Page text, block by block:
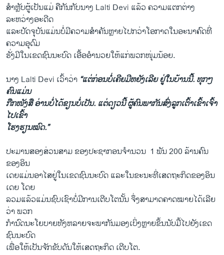
ສຳ​ຫຼັບຜູ້​ເປັນແມ່ ຄື​ກັນ​ກັບ​ນາງ Lalti Devi ​ແລ້ວ ຄວາມ​ແຕກ​ຕ່າງ​
ລະຫວ່າງອະດີດ
​ແລະ​ປັດຈຸບັນ​ແມ່ນ​ບໍ່​ມີ​ຄວາມ​ສຳຄັນ​ຫຼາຍ​ໄປ​ກວ່າ​ໂອກາດ​ໃນ​ອະນາຄົດທີ່​
ຄວາມ​ອຸດົມ​
ຮັ່ງມີ​ໃນ​ເຂດ​ຊົນນະບົດ ​ເອື້ອອຳນວຍ​ໃຫ້​ແກ່​ພວກໜຸ່ມ​ນ້ອຍ.
ນາງ Lalti Devi ​ເວົ້າວ່າ “​ແຕ່​ກ່ອນ​ບໍ່​ເຄີຍ​ມີ​ຫຍັງ​ເລີຍ ​ຢູ່ໃນ​ບ້ານນີ້. ທຸກໆ​
ຄົນແມ່ນ
​ກືກ​ໜັງສື ອ່ານ​ບໍ່​ໄດ້ຂຽນ​ບໍ່​ເປັນ. ​ແຕ່​ດຽວ​ນີ້ ຜູ້​ຄົນ​ພາກັນ​ສົ່ງ​ລູກ​ເຕົ້າ​ເຂົ້າເຈົ້າ​
ໄ​ປ​ເຂົ້າ​
ໂຮງຮຽນໝົດ.”
ປະມານ​ສອງ​ສ່ວນ​ສາມ​ ຂອງ​ປະຊາກອນຈໍານວນ ​ 1 ພັນ 200 ລ້ານ​ຄົນ
ຂອງອິນ​
ເດຍ​ແມ່ນ​ອາ​ໄສຢູ່​ໃນ​ເຂດ​ຊົນນະບົດ ​ແລະໃນ​ຂະນະ​ທີ່​ເສດຖະກິດ​ຂອງ​ອິນ​
ເດຍ​ ໂດຍ
​ລວມແລ້ວແມ່ນຊົບ​ເຊົາ​ບໍ່​ມີ​ການ​ເຕີບ​ໂຕນັ້ນ ຈຶ່ງສາມາດ​ຄາດໝາຍ​ໄດ້​ເລີຍ​
ວ່າ ​ພວກ​
ກຳນົດ​ນະ​ໂຍບາຍທັງຫລາຍ​ຈະພາກັນ​ມອງເບິ່ງຫຼາຍຂຶ້ນ​ນັບ​ມື້​ໄປ​ຍັງ​ເຂດ​
ຊົນນະບົດ​
ເພື່ອ​ໃຫ້​ເປັນ​ຈັກ​ຂັບ​ດັນ​ໃຫ້​ເສດຖະກິດ ​ເຕີບ​ໂຕ.